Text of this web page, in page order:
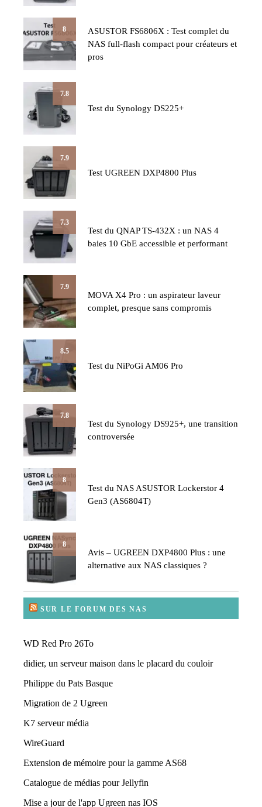
8
ASUSTOR FS6806X : Test complet du
NAS full-flash compact pour créateurs et
pros
7.8
Test du Synology DS225+
7.9
Test UGREEN DXP4800 Plus
7.3
Test du QNAP TS-432X : un NAS 4
baies 10 GbE accessible et performant
7.9
MOVA X4 Pro : un aspirateur laveur
complet, presque sans compromis
8.5
Test du NiPoGi AM06 Pro
7.8
Test du Synology DS925+, une transition
controversée
8
Test du NAS ASUSTOR Lockerstor 4
Gen3 (AS6804T)
8
Avis – UGREEN DXP4800 Plus : une
alternative aux NAS classiques ?
SUR LE FORUM DES NAS
WD Red Pro 26To
didier, un serveur maison dans le placard du couloir
Philippe du Pats Basque
Migration de 2 Ugreen
K7 serveur média
WireGuard
Extension de mémoire pour la gamme AS68
Catalogue de médias pour Jellyfin
Mise a jour de l'app Ugreen nas IOS